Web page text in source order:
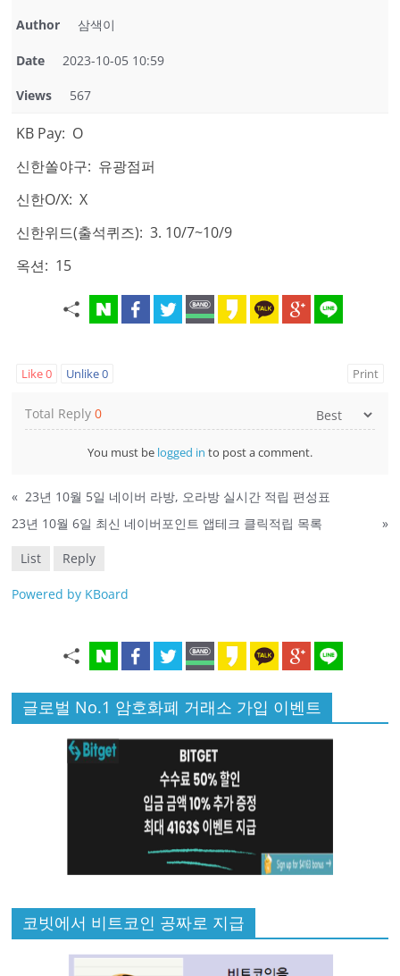
Author 삼색이
Date 2023-10-05 10:59
Views 567
KB Pay: O
신한쏠야구: 유광점퍼
신한O/X: X
신한위드(출석퀴즈): 3. 10/7~10/9
옥션: 15
Like0 Unlike0 Print
Total Reply0
You must be logged in to post a comment.
« 23년 10월 5일 네이버 라방, 오라방 실시간 적립 편성표
23년 10월 6일 최신 네이버포인트 앱테크 클릭적립 목록
»
List Reply
Powered by KBoard
글로벌 No.1 암호화폐 거래소 가입 이벤트
코빗에서 비트코인 공짜로 지급